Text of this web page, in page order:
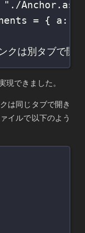
" ./
= { a :
は別タブで開
できました。
は同じタブで開き
イルで以下のよう